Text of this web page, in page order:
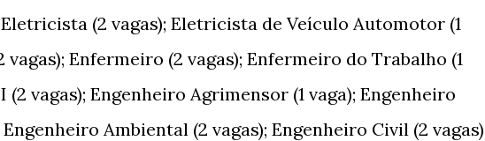
Eletricista (2 vagas); Eletricista de Veículo Automotor (1
vagas); Enfermeiro (2 vagas); Enfermeiro do Trabalho (1
vagas); Engenheiro Agrimensor (1 vaga); Engenheiro
Ambiental (2 vagas); Engenheiro Civil (2